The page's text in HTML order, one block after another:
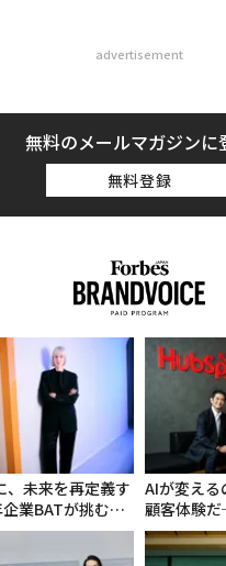
advertisement
無料のメールマガジンに
無料登録
、未来を再定義す
業BATが挑むス
な未来
AIが変える
顧客体験
panが語
な組織の